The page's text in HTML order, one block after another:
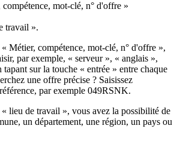
compétence, mot-clé, n° d'offre »
travail ».
Métier, compétence, mot-clé, n° d'offre »,
par exemple, « serveur », « anglais »,
tapant sur la touche « entrée » entre chaque
une offre précise ? Saisissez
par exemple 049RSNK.
lieu de travail », vous avez la possibilité de
un département, une région, un pays ou